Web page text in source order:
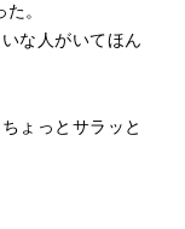
。
な人がいてほん
ょっとサラッと